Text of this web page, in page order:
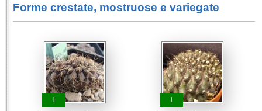
Forme crestate, mostruose e variegate
1 1